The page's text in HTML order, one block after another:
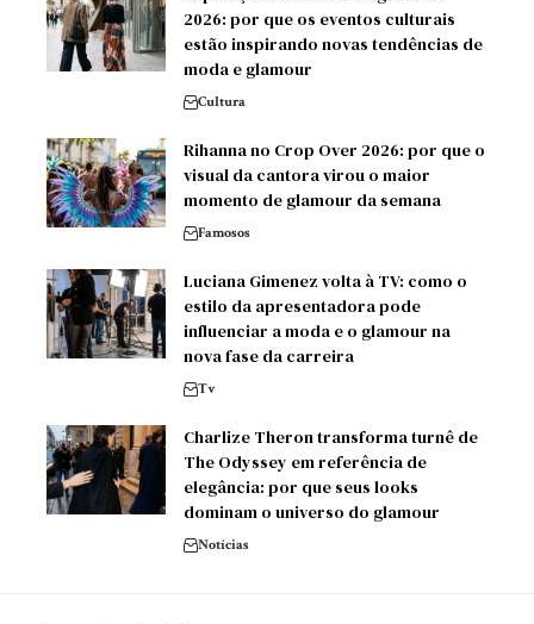
2026: por que os eventos culturais
estão inspirando novas tendências de
moda e glamour
Cultura
Rihanna no Crop Over 2026: por que o
visual da cantora virou o maior
momento de glamour da semana
Famosos
Luciana Gimenez volta à TV: como o
estilo da apresentadora pode
influenciar a moda e o glamour na
nova fase da carreira
Tv
Charlize Theron transforma turnê de
The Odyssey em referência de
elegância: por que seus looks
dominam o universo do glamour
Notícias